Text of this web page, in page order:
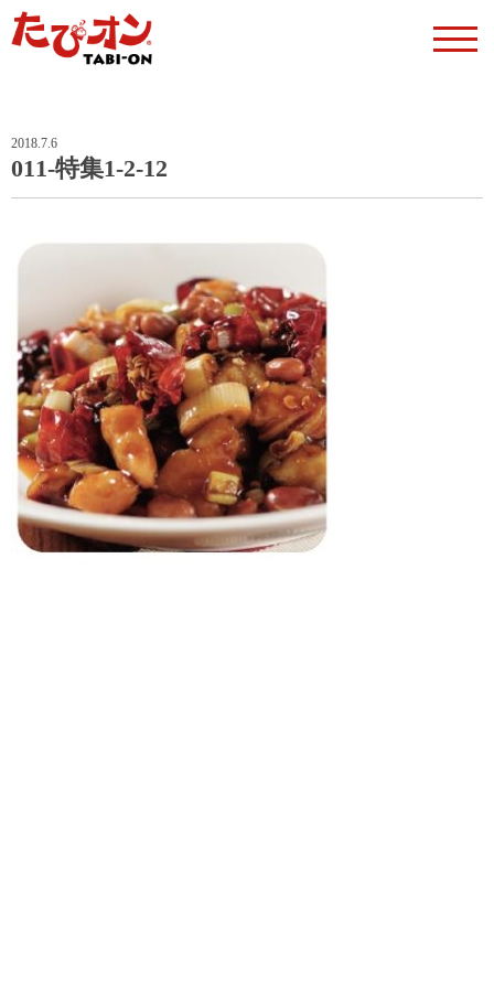
2018.7.6
011-特集1-2-12